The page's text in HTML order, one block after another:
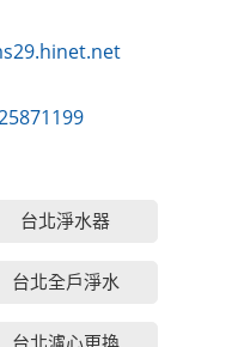
台北淨水器
台北全戶淨水
台北濾心更換